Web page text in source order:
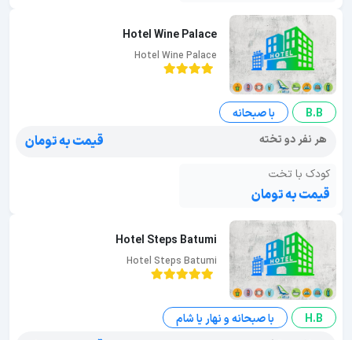
Hotel Wine Palace
Hotel Wine Palace
B.B
با صبحانه
هر نفر دو تخته
قیمت به تومان
کودک با تخت
قیمت به تومان
Hotel Steps Batumi
Hotel Steps Batumi
H.B
با صبحانه و نهار یا شام